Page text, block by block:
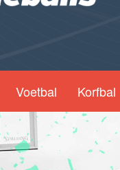
Voetbal Korfbal